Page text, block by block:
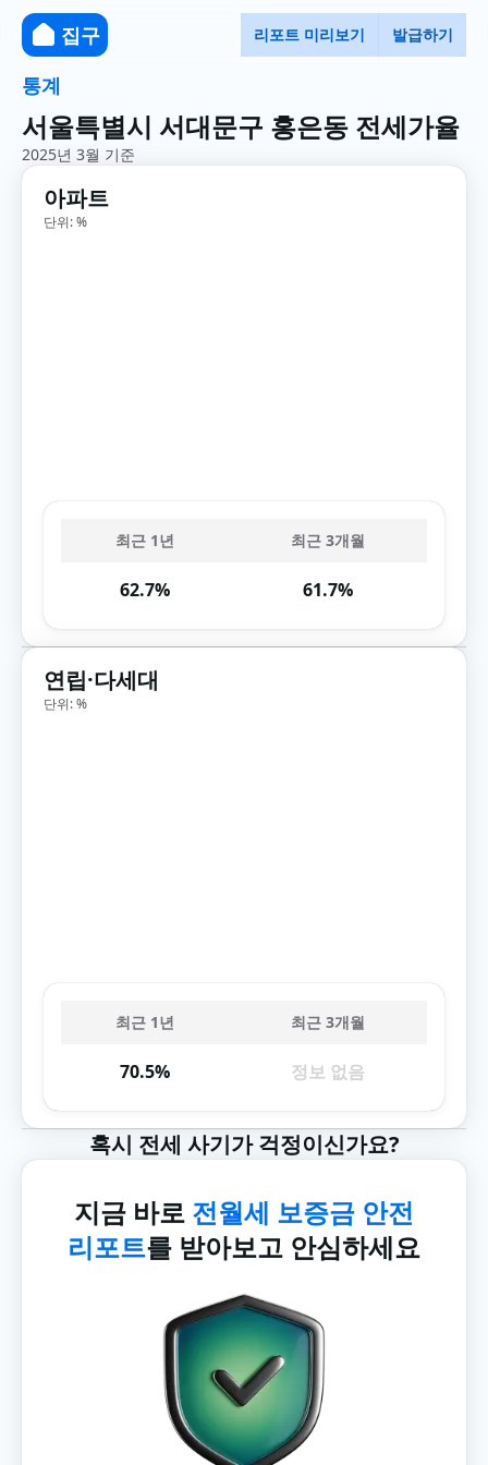
집구 리포트 미리보기 발급하기
통계
서울특별시 서대문구 홍은동 전세가율
2025년 3월 기준
아파트
단위: %
최근 1년 최근 3개월
62.7% 61.7%
연립·다세대
단위: %
최근 1년 최근 3개월
70.5% 정보 없음
혹시 전세 사기가 걱정이신가요?
지금 바로 전월세 보증금 안전
리포트를 받아보고 안심하세요